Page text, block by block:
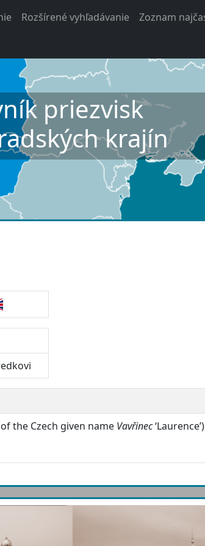
Rozšírené vyhľadávanie
Zoznam
priezvisk
krajín
the Czech given name Vavřinec